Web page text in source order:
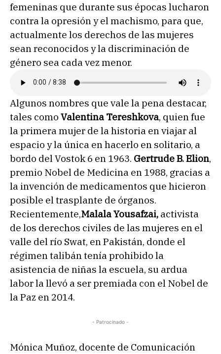
femeninas que durante sus épocas lucharon
contra la opresión y el machismo, para que,
actualmente los derechos de las mujeres
sean reconocidos y la discriminación de
género sea cada vez menor.
Algunos nombres que vale la pena destacar,
tales como Valentina Tereshkova, quien fue
la primera mujer de la historia en viajar al
espacio y la única en hacerlo en solitario, a
bordo del Vostok 6 en 1963. Gertrude B. Elion,
premio Nobel de Medicina en 1988, gracias a
la invención de medicamentos que hicieron
posible el trasplante de órganos.
Recientemente,Malala Yousafzai, activista
de los derechos civiles de las mujeres en el
valle del río Swat, en Pakistán, donde el
régimen talibán tenía prohibido la
asistencia de niñas la escuela, su ardua
labor la llevó a ser premiada con el Nobel de
la Paz en 2014.
- Patrocinado -
Mónica Muñoz, docente de Comunicación